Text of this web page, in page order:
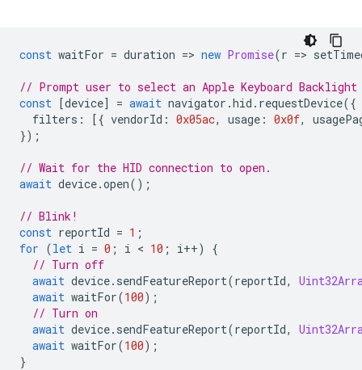
const waitFor = duration => new Promise(r =>
// Prompt user to select an Apple Keyboard
const [device] = await navigator .hid . requestDevice({
filters : [{ vendorId : 0x05ac, usage : 0x0f,
});
// Wait for the HID connection to open.
await device.open();
// Blink!
const reportId = 1 ;
for (let i = 0 ; i < 10 ; i++)
{
// Turn off
await device. sendFeatureReport(reportId,
await waitFor(100);
// Turn on
await device. sendFeatureReport(reportId,
await waitFor(100);
}